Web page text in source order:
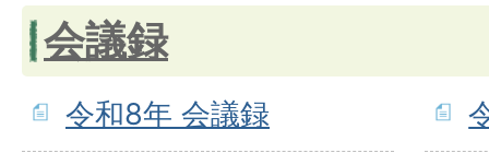
会議録
令和8年 会議録